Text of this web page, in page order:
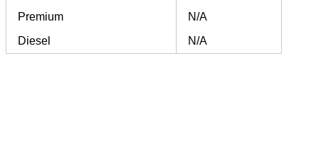
Premium
N/A
Diesel
N/A